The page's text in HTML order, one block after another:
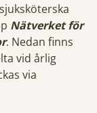
Nätverket för
. Nedan finns
vid årlig
via